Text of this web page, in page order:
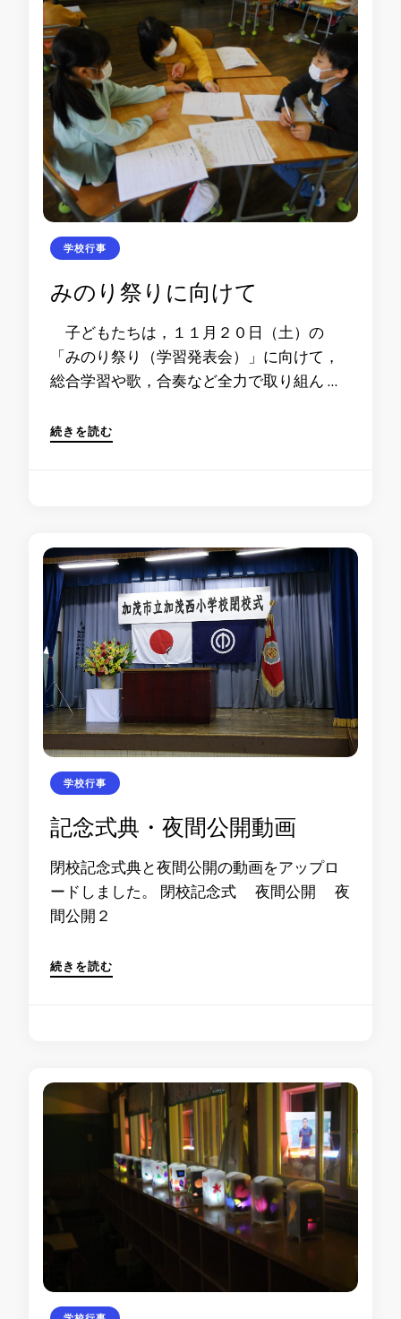
学校行事
みのり祭りに向けて
子どもたちは，１１月２０日（土）の
「みのり祭り（学習発表会）」に向けて，
総合学習や歌，合奏など全力で取り組ん …
続きを読む
学校行事
記念式典・夜間公開動画
閉校記念式典と夜間公開の動画をアップロ
ードしました。 閉校記念式 夜間公開 夜
間公開２
続きを読む